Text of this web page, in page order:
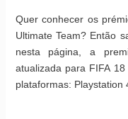
Quer conhecer os
Ultimate Team? Então
nesta página, a
atualizada para FIFA
plataformas: Playstation